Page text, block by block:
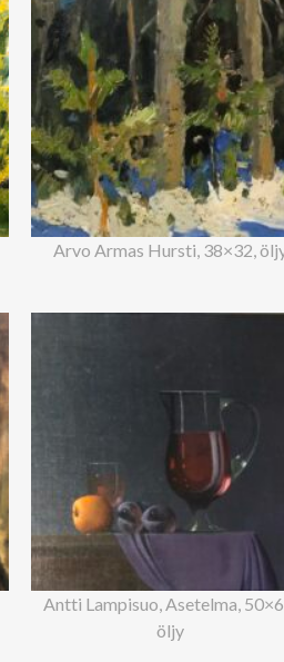
Arvo Armas Hursti, 38×32,
Antti Lampisuo, Asetelma,
öljy